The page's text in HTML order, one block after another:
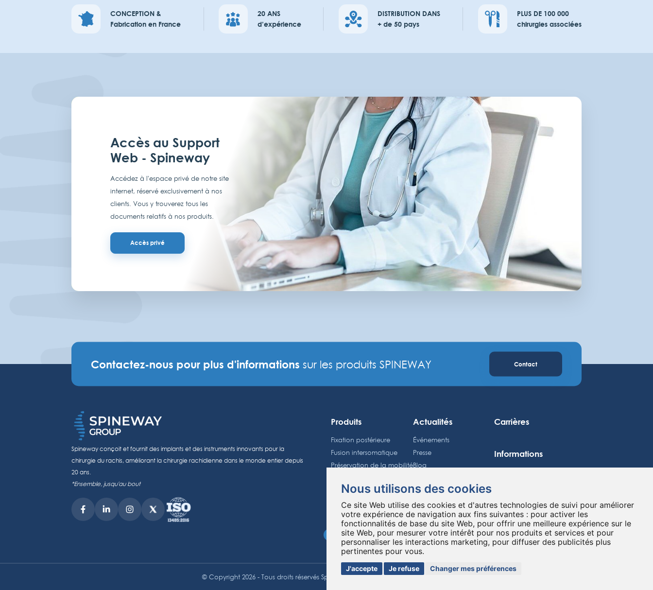
Nous utilisons des cookies
Ce site Web utilise des cookies et d'autres technologies de suivi pour améliorer
votre expérience de navigation aux fins suivantes : pour activer les
fonctionnalités de base du site Web, pour offrir une meilleure expérience sur le
site Web, pour mesurer votre intérêt pour nos produits et services et pour
personnaliser les interactions marketing, pour diffuser des publicités plus
pertinentes pour vous.
J'accepte Je refuse Changer mes préférences
CONCEPTION &
Fabrication en France
20 ANS
d’expérience
DISTRIBUTION DANS
+ de 50 pays
PLUS DE 100 000
chirurgies associées
Accès au Support
Web - Spineway
Accédez à l'espace privé de notre site
internet, réservé exclusivement à nos
clients. Vous y trouverez tous les
documents relatifs à nos produits.
Accès privé
Contactez-nous pour plus d'informations sur les produits SPINEWAY Contact
Spineway conçoit et fournit des implants et des instruments innovants pour la
chirurgie du rachis, améliorant la chirurgie rachidienne dans le monde entier depuis
20 ans.
*Ensemble, jusqu'au bout
Produits
Fixation postérieure
Fusion intersomatique
Préservation de la mobilité
Groupe Spineway
A propos
Éducation
Actualités
Événements
Presse
Blog
Investisseurs
Calendrier
Cours boursier
Informations réglementées
Carrières
Informations
Préférences cookies
Contact
© Copyright 2026 - Tous droits réservés Spineway Fait avec par ASB DIGITAL